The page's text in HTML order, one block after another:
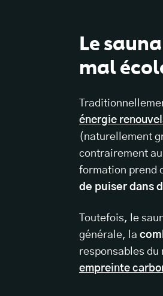
Le
mal
énergie
(naturellement
contrairement au
formation prend
de puiser dans
Toutefois, le
générale, la
responsables
empreinte